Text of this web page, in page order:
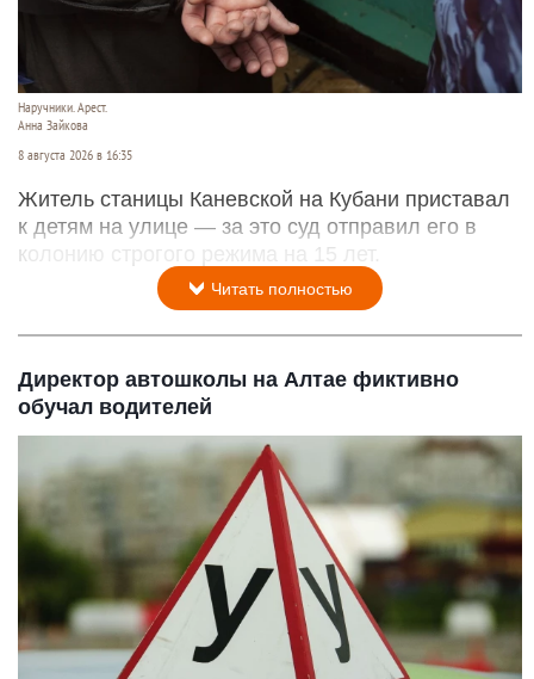
Наручники. Арест.
Анна Зайкова
8 августа 2026 в 16:35
Житель станицы Каневской на Кубани приставал
к детям на улице — за это суд отправил его в
колонию строгого режима на 15 лет.
Читать полностью
Директор автошколы на Алтае фиктивно
обучал водителей